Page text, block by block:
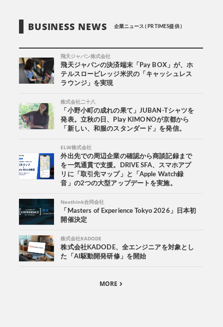
BUSINESS NEWS 企業ニュース ( PR TIMES提供 )
飛天ジャパン株式会社
飛天ジャパンの決済端末「Pay BOX」が、ホ
テルスロービレッジ米沢の「キャッシュレス
ラウンジ」を実現
株式会社二十八
「小野小町の成れの果て」JUBAN-Tシャツを
発表。立秋の日、Play KIMONOが京都から
「新しい、和服のスタンダード」を発信。
ELW株式会社
外出先での周辺企業の確認から商談記録まで
を一気通貫で支援。DRIVE SFA、スマホアプ
リに「取引先マップ」と「Apple Watch録
音」の2つの大型アップデートを実施。
Nexthink合同会社
「Masters of Experience Tokyo 2026」日本初
開催決定
株式会社KADODE
株式会社KADODE、全エンジニアを対象とし
た「AI駆動開発研修」を開始
MORE